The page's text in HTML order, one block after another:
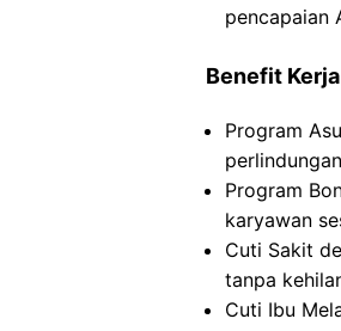
pencapaian
Benefit Kerja
Program
Program
karyawan
Cuti Sakit
tanpa
Cuti Ibu